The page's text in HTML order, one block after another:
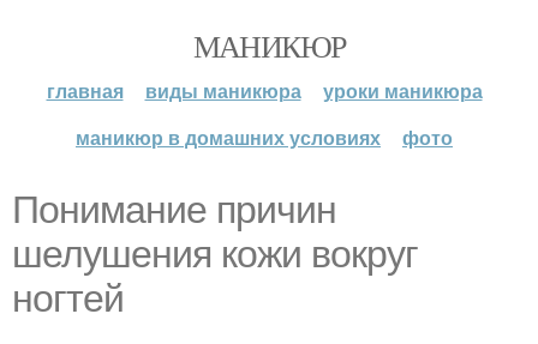
МАНИКЮР
главная виды маникюра
уроки маникюра
маникюр в домашних условиях
фото
Понимание причин
шелушения кожи вокруг
ногтей